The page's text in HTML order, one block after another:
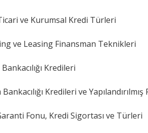
ve Kurumsal Kredi Türleri
ve Leasing Finansman Teknikleri
Bankacılığı Kredileri
Bankacılığı Kredileri ve
Fonu, Kredi Sigortası ve Türleri